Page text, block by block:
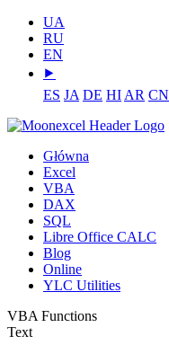
UA
RU
EN
⯈
ES JA DE HI AR CN
Główna
Excel
VBA
DAX
SQL
Libre Office CALC
Blog
Online
YLC Utilities
VBA Functions
Text